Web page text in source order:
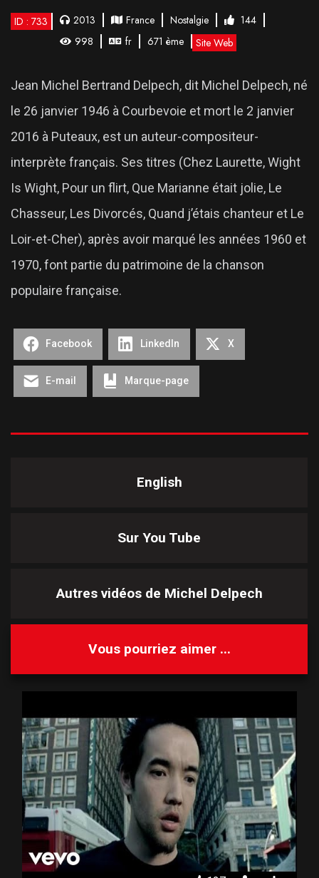
ID : 733 2013 France Nostalgie
144
998
fr 671 ème Site Web
Jean Michel Bertrand Delpech, dit Michel Delpech, né
le 26 janvier 1946 à Courbevoie et mort le 2 janvier
2016 à Puteaux, est un auteur-compositeur-
interprète français. Ses titres (Chez Laurette, Wight
Is Wight, Pour un flirt, Que Marianne était jolie, Le
Chasseur, Les Divorcés, Quand j’étais chanteur et Le
Loir-et-Cher), après avoir marqué les années 1960 et
1970, font partie du patrimoine de la chanson
populaire française.
Facebook LinkedIn X
E-mail Marque-page
English
Sur You Tube
Autres vidéos de Michel Delpech
Vous pourriez aimer ...